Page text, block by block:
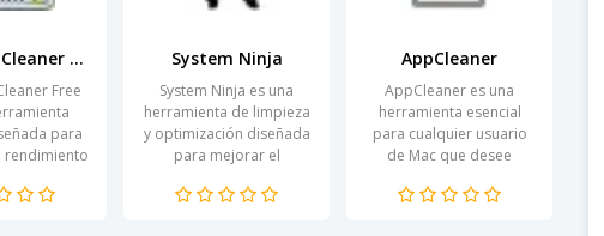
Wise Disk Cleaner Free
Free
para
rendimiento
en el
System Ninja
System Ninja es una
herramienta de limpieza
y optimización diseñada
para mejorar el
sistemas operativos
AppCleaner
AppCleaner es una
herramienta esencial
para cualquier usuario
de Mac que desee
limpio y optimizado.